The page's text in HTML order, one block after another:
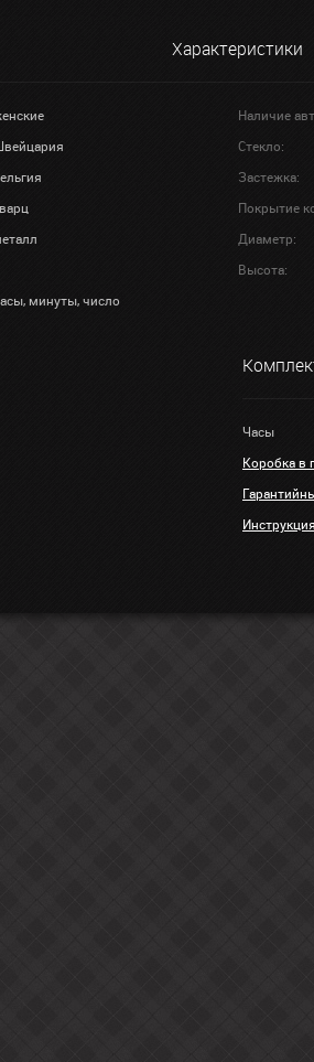
Характеристики
Наличие
Стекло:
Застежка:
Покрытие
Диаметр:
Высота:
минуты, число
Часы
Коробка в
Инструкция